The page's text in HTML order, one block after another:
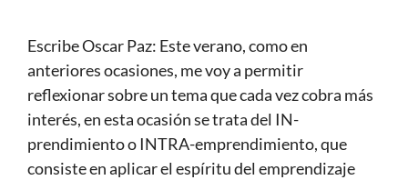
Escribe Oscar Paz: Este verano, como en
anteriores ocasiones, me voy a permitir
reflexionar sobre un tema que cada vez cobra más
interés, en esta ocasión se trata del IN-
prendimiento o INTRA-emprendimiento, que
consiste en aplicar el espíritu del emprendizaje